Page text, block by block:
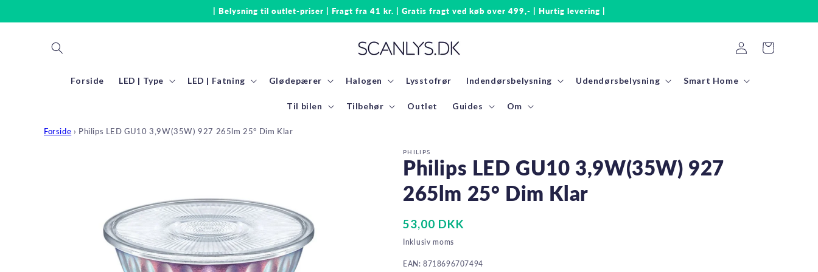
| Belysning til outlet-priser | Fragt fra 41 kr. | Gratis fragt ved køb over 499,- | Hurtig levering |
Forside LED | Type LED | Fatning Glødepærer Halogen Lysstofrør Indendørsbelysning Udendørsbelysning Smart Home
Til bilen Tilbehør Outlet Guides Om
Log
ind
Indkøbskurv
Forside › Philips LED GU10 3,9W(35W) 927 265lm 25° Dim Klar
PHILIPS
Philips LED GU10 3,9W(35W) 927
265lm 25° Dim Klar
Normalpris
53,00 DKK
Inklusiv moms
EAN: 8718696707494